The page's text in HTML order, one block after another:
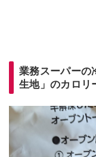
業務スーパーの
生地」のカロリ